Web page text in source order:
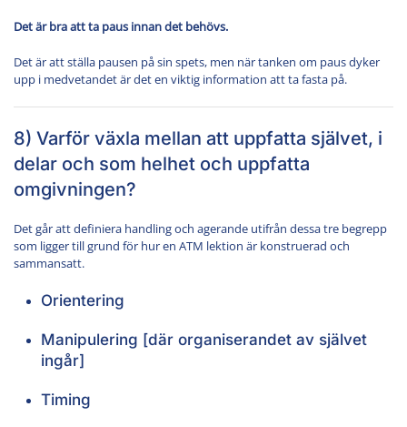
Det är bra att ta paus innan det behövs.
Det är att ställa pausen på sin spets, men när tanken om paus dyker
upp i medvetandet är det en viktig information att ta fasta på.
8) Varför växla mellan att uppfatta självet, i
delar och som helhet och uppfatta
omgivningen?
Det går att definiera handling och agerande utifrån dessa tre begrepp
som ligger till grund för hur en ATM lektion är konstruerad och
sammansatt.
Orientering
Manipulering [där organiserandet av självet
ingår]
Timing